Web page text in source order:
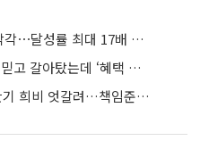
기업미소재단 공급 실적 제각각⋯달성률 최대 17배 차이
택 반토막’…심사 오류에 가입자 혼선
4대 금융 부동산신탁사, 상반기 희비 엇갈려…책임준공 손실 반영 시점이 갈랐다